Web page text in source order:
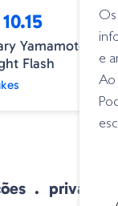
Yamamoto
Flash
e
Ao